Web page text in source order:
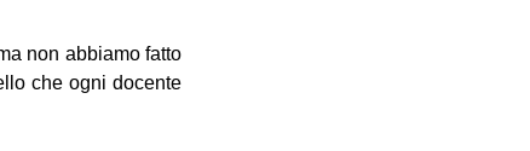
non abbiamo fatto
che ogni docente